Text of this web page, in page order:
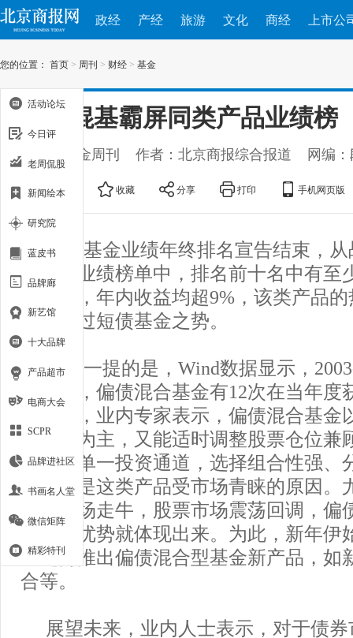
政经 产经 旅游 文化 商经 上市公
您的位置： 首页 > 周刊 > 财经 > 基金
偏债混基霸屏同类产品业绩榜
出处：基金周刊 作者：北京商报综合报道 网编
大 中 收藏 分享 打印 手机网页版
2018基金业绩年终排名宣告结束，
型基金业绩榜单中，排名前十名中有至
型基金，年内收益均超9%，该类产品
似有超过短债基金之势。
值得一提的是，Wind数据显示，
期间内，偏债混合基金有12次在当年度
其原因，业内专家表示，偏债混合基金
产配置为主，又能适时调整股票仓位兼
种抛弃单一投资通道，选择组合性强、
方式或是这类产品受市场青睐的原因。
债券市场走牛，股票市场震荡回调，偏
配置的优势就体现出来。为此，新年伊
也趁势推出偏债混合型基金新产品，如
合等。
展望未来，业内人士表示，对于债
活动论坛
今日评
老周侃股
新闻绘本
研究院
蓝皮书
品牌廊
新艺馆
十大品牌
产品超市
电商大会
SCPR
品牌进社区
书画名人堂
微信矩阵
精彩特刊